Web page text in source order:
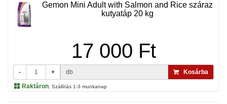
Gemon Mini Adult with Salmon and Rice száraz
kutyatáp 20 kg
17 000 Ft
- + db
Kosárba
Raktáron , Szállítás 1-3 munkanap